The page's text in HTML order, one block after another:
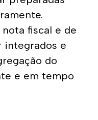
fiscal e de
integrados e
do
e em tempo